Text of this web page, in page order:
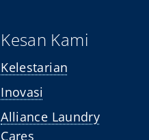
Kesan Kami
Kelestarian
Inovasi
Alliance Laundry
Cares